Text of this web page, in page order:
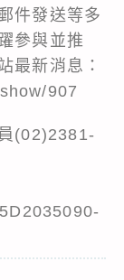
件發送等多
參與並推
最新消息：
907
(02)2381-